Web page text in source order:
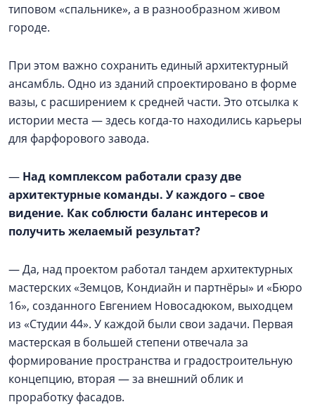
типовом «спальнике», а в разнообразном живом
городе.
При этом важно сохранить единый архитектурный
ансамбль. Одно из зданий спроектировано в форме
вазы, с расширением к средней части. Это отсылка к
истории места — здесь когда-то находились карьеры
для фарфорового завода.
— Над комплексом работали сразу две
архитектурные команды. У каждого – свое
видение. Как соблюсти баланс интересов и
получить желаемый результат?
— Да, над проектом работал тандем архитектурных
мастерских «Земцов, Кондиайн и партнёры» и «Бюро
16», созданного Евгением Новосадюком, выходцем
из «Студии 44». У каждой были свои задачи. Первая
мастерская в большей степени отвечала за
формирование пространства и градостроительную
концепцию, вторая — за внешний облик и
проработку фасадов.